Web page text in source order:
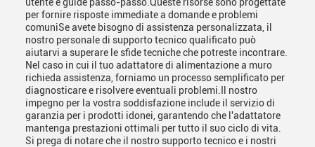
per fornire risposte immediate a domande e problemi
comuniSe avete bisogno di assistenza personalizzata, il
nostro personale di supporto tecnico qualificato può
aiutarvi a superare le sfide tecniche che potreste incontrare.
Nel caso in cui il tuo adattatore di alimentazione a muro
richieda assistenza, forniamo un processo semplificato per
diagnosticare e risolvere eventuali problemi.Il nostro
impegno per la vostra soddisfazione include il servizio di
garanzia per i prodotti idonei, garantendo che l'adattatore
mantenga prestazioni ottimali per tutto il suo ciclo di vita.
Si prega di notare che il nostro supporto tecnico e i nostri